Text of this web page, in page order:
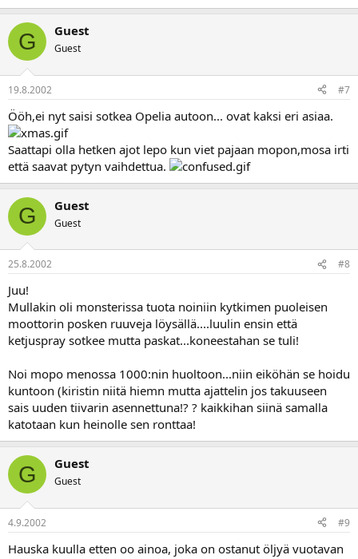
G Guest
Guest
19.8.2002 #7
Ööh,ei nyt saisi sotkea Opelia autoon... ovat kaksi eri asiaa.
Saattapi olla hetken ajot lepo kun viet pajaan mopon,mosa irti
että saavat pytyn vaihdettua.
G Guest
Guest
25.8.2002 #8
Juu!
Mullakin oli monsterissa tuota noiniin kytkimen puoleisen
moottorin posken ruuveja löysällä....luulin ensin että
ketjuspray sotkee mutta paskat...koneestahan se tuli!
Noi mopo menossa 1000:nin huoltoon...niin eiköhän se hoidu
kuntoon (kiristin niitä hiemn mutta ajattelin jos takuuseen
sais uuden tiivarin asennettuna!? ? kaikkihan siinä samalla
katotaan kun heinolle sen ronttaa!
G Guest
Guest
4.9.2002 #9
Hauska kuulla etten oo ainoa, joka on ostanut öljyä vuotavan